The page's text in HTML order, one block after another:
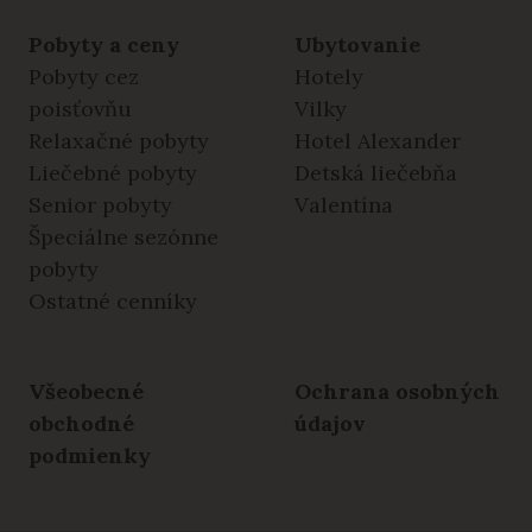
Pobyty a ceny
Pobyty cez
poisťovňu
Relaxačné pobyty
Liečebné pobyty
Senior pobyty
Špeciálne sezónne
pobyty
Ostatné cenníky
Ubytovanie
Hotely
Vilky
Hotel Alexander
Detská liečebňa
Valentína
Všeobecné
obchodné
podmienky
Ochrana osobných
údajov